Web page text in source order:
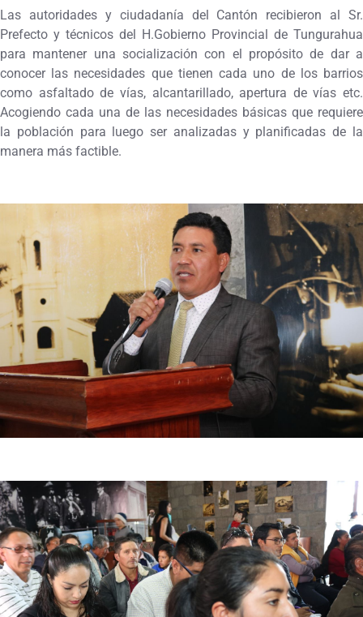
Las autoridades y ciudadanía del Cantón recibieron al Sr.
Prefecto y técnicos del H.Gobierno Provincial de Tungurahua
para mantener una socialización con el propósito de dar a
conocer las necesidades que tienen cada uno de los barrios
como asfaltado de vías, alcantarillado, apertura de vías etc.
Acogiendo cada una de las necesidades básicas que requiere
la población para luego ser analizadas y planificadas de la
manera más factible.